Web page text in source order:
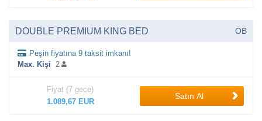
DOUBLE PREMIUM KING BED OB
Peşin fiyatına 9 taksit imkanı!
Max. Kişi 2
Fiyat (7 gece)
1.089,67 EUR
Satın Al